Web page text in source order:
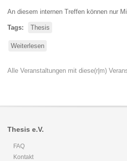
An diesem internen Treffen können nur
Tags Thesis
Weiterlesen
Treffen
Alle Veranstaltungen mit diese(r|m)
Thesis e.V.
FAQ
Kontakt